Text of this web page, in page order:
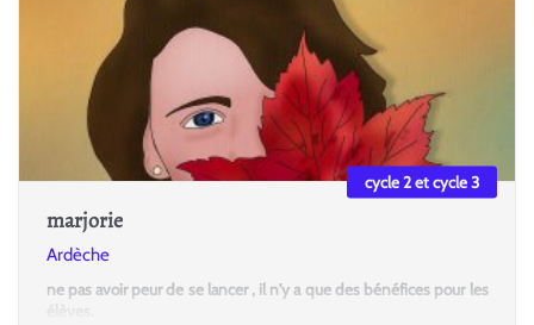
marjorie
Ardèche
ne pas avoir peur de se lancer , il n'y a que des bénéfices pour les
élèves.
cycle 2 et cycle 3